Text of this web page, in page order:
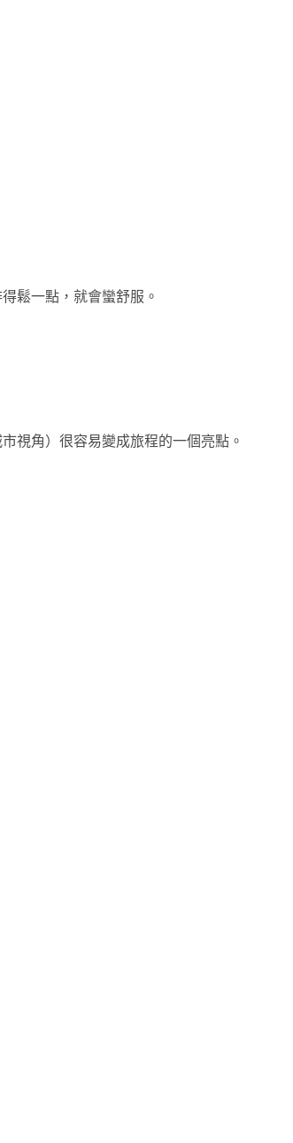
鬆一點，就會蠻舒服。
視角）很容易變成旅程的一個亮點。